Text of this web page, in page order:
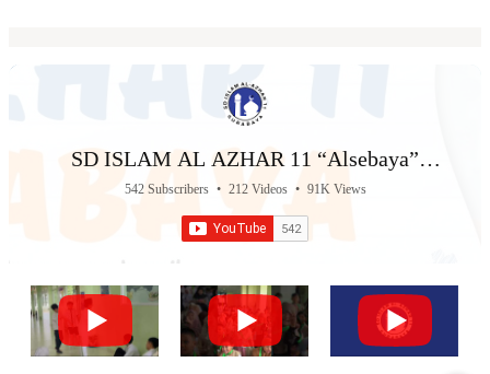
SD ISLAM AL AZHAR 11 “Alsebaya”
Surabaya
542 Subscribers • 212 Videos • 91K Views